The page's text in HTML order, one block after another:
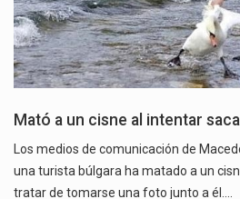
Mató a un cisne al intentar
Los medios de comunicación de
una turista búlgara ha matado a un
tratar de tomarse una foto junto a él.…